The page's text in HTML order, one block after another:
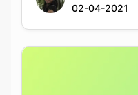
02-04-2021